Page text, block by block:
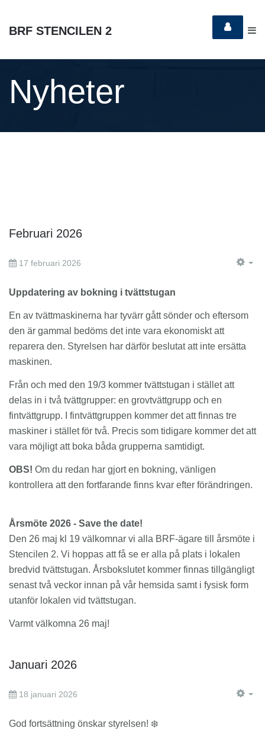
BRF STENCILEN 2
Nyheter
Februari 2026
17 februari 2026
Uppdatering av bokning i tvättstugan
En av tvättmaskinerna har tyvärr gått sönder och eftersom
den är gammal bedöms det inte vara ekonomiskt att
reparera den. Styrelsen har därför beslutat att inte ersätta
maskinen.
Från och med den 19/3 kommer tvättstugan i stället att
delas in i två tvättgrupper: en grovtvättgrupp och en
fintvättgrupp. I fintvättgruppen kommer det att finnas tre
maskiner i stället för två. Precis som tidigare kommer det att
vara möjligt att boka båda grupperna samtidigt.
OBS! Om du redan har gjort en bokning, vänligen
kontrollera att den fortfarande finns kvar efter förändringen.
Årsmöte 2026 - Save the date!
Den 26 maj kl 19 välkomnar vi alla BRF-ägare till årsmöte i
Stencilen 2. Vi hoppas att få se er alla på plats i lokalen
bredvid tvättstugan. Årsbokslutet kommer finnas tillgängligt
senast två veckor innan på vår hemsida samt i fysisk form
utanför lokalen vid tvättstugan.
Varmt välkomna 26 maj!
Januari 2026
18 januari 2026
God fortsättning önskar styrelsen! ❄️